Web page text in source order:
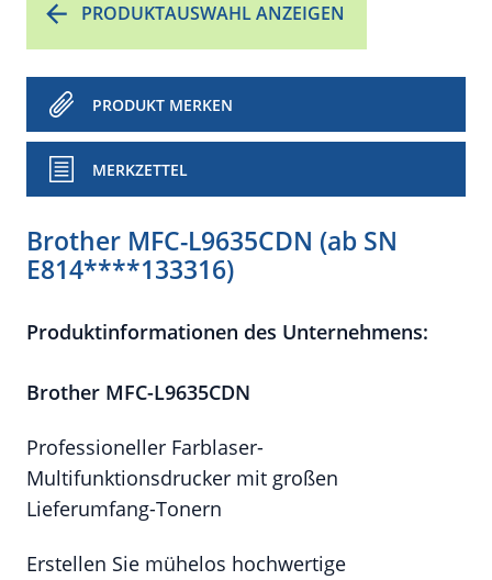
PRODUKTAUSWAHL ANZEIGEN
PRODUKT MERKEN
MERKZETTEL
Brother MFC-L9635CDN (ab SN
E814****133316)
Produktinformationen des Unternehmens:
Brother MFC-L9635CDN
Professioneller Farblaser-
Multifunktionsdrucker mit großen
Lieferumfang-Tonern
Erstellen Sie mühelos hochwertige